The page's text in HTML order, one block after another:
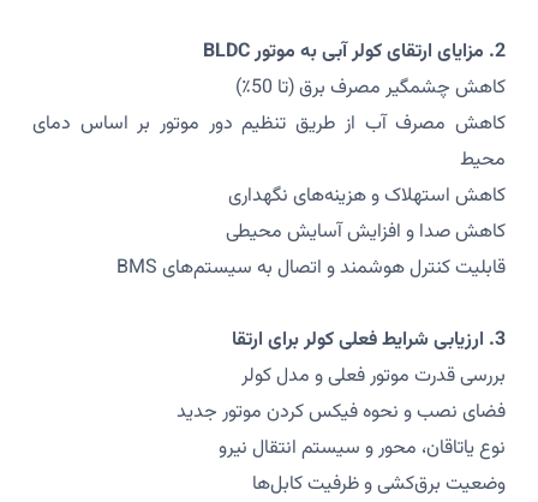
2. مزایای ارتقای کولر آبی به موتور BLDC
کاهش چشمگیر مصرف برق (تا 50٪)
کاهش مصرف آب از طریق تنظیم دور موتور بر اساس دمای
محیط
کاهش استهلاک و هزینه‌های نگهداری
کاهش صدا و افزایش آسایش محیطی
قابلیت کنترل هوشمند و اتصال به سیستم‌های BMS
3. ارزیابی شرایط فعلی کولر برای ارتقا
بررسی قدرت موتور فعلی و مدل کولر
فضای نصب و نحوه فیکس کردن موتور جدید
نوع یاتاقان، محور و سیستم انتقال نیرو
وضعیت برق‌کشی و ظرفیت کابل‌ها